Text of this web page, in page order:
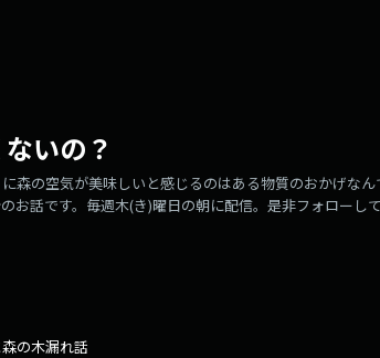
いの？
森の空気が美味しいと感じるのはある物質のおかげな
お話です。毎週木(き)曜日の朝に配信。是非フォロー
てください！！！https://zipfm.stores.jp【
ー豊田 代表理事樋口真明https://woodealer.jp/
llynstagram_/キーワード 『森は、あたたか〜い』(※こ
の木漏れ話